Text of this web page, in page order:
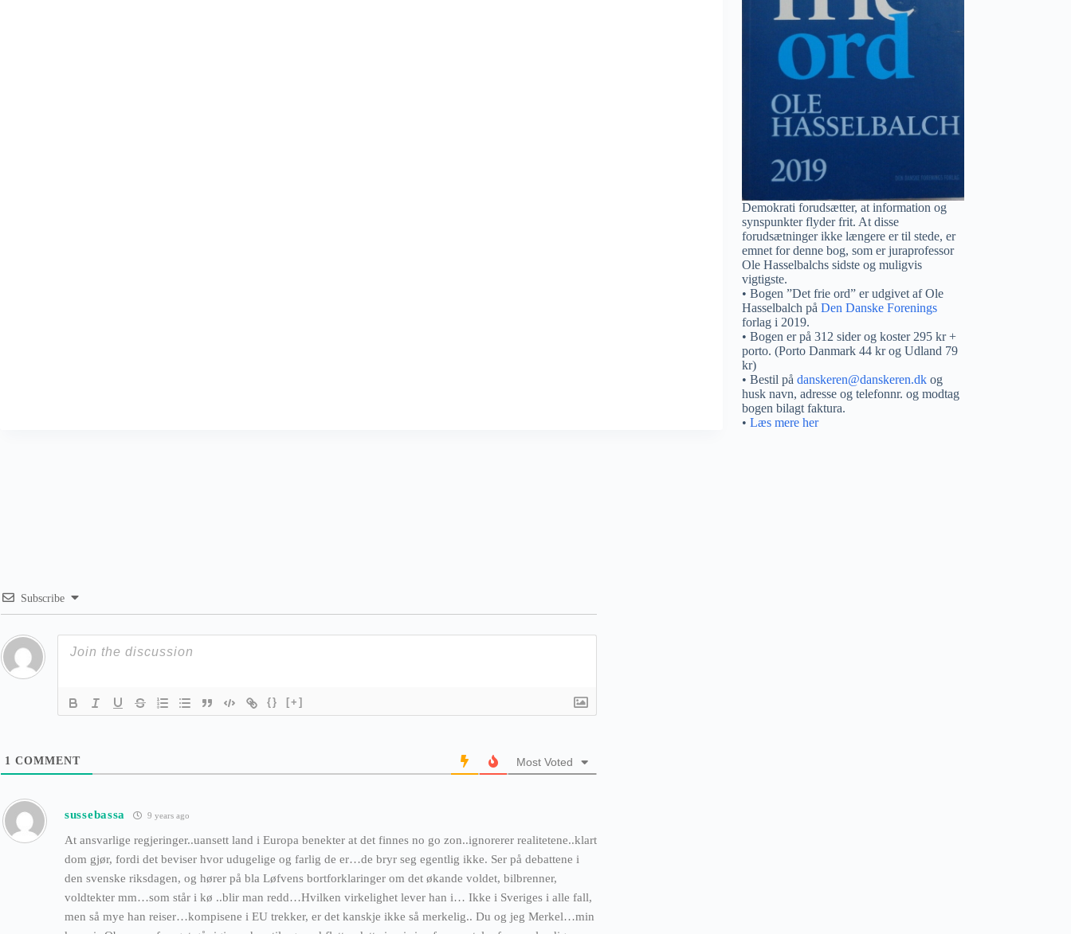
Demokrati forudsætter, at information og
synspunkter flyder frit. At disse
forudsætninger ikke længere er til stede, er
emnet for denne bog, som er juraprofessor
Ole Hasselbalchs sidste og muligvis
vigtigste.
• Bogen ”Det frie ord” er udgivet af Ole
Hasselbalch påDen Danske Forenings
forlag i 2019.
• Bogen er på 312 sider og koster 295 kr +
porto. (Porto Danmark 44 kr og Udland 79
kr)
• Bestil pådanskeren@danskeren.dk og
husk navn, adresse og telefonnr. og modtag
bogen bilagt faktura.
•Læs mere her
Subscribe
{} [+]
1 COMMENT Most Voted
sussebassa 9 years ago
At ansvarlige regjeringer..uansett land i Europa benekter at det finnes no go zon..ignorerer realitetene..klart
dom gjør, fordi det beviser hvor udugelige og farlig de er…de bryr seg egentlig ikke. Ser på debattene i
den svenske riksdagen, og hører på bla Løfvens bortforklaringer om det økande voldet, bilbrenner,
voldtekter mm…som står i kø ..blir man redd…Hvilken virkelighet lever han i… Ikke i Sveriges i alle fall,
men så mye han reiser…kompisene i EU trekker, er det kanskje ikke så merkelig.. Du og jeg Merkel…min